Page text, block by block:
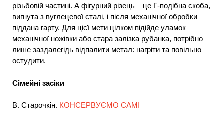
різьбовій частині. А фігурний різець – це Г-подібна скоба,
вигнута з вуглецевої сталі, і після механічної обробки
піддана гарту. Для цієї мети цілком підійде уламок
механічної ножівки або стара залізка рубанка, потрібно
лише заздалегідь відпалити метал: нагріти та повільно
остудити.
Сімейні засіки
В. Старочкін. КОНСЕРВУЄМО САМІ